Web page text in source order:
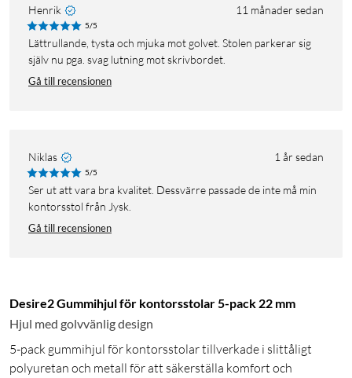
Henrik 11 månader sedan
5/5
Lättrullande, tysta och mjuka mot golvet. Stolen parkerar sig
själv nu pga. svag lutning mot skrivbordet.
Gå till recensionen
Niklas 1 år sedan
5/5
Ser ut att vara bra kvalitet. Dessvärre passade de inte må min
kontorsstol från Jysk.
Gå till recensionen
Desire2 Gummihjul för kontorsstolar 5-pack 22 mm
Hjul med golvvänlig design
5-pack gummihjul för kontorsstolar tillverkade i slittåligt
polyuretan och metall för att säkerställa komfort och